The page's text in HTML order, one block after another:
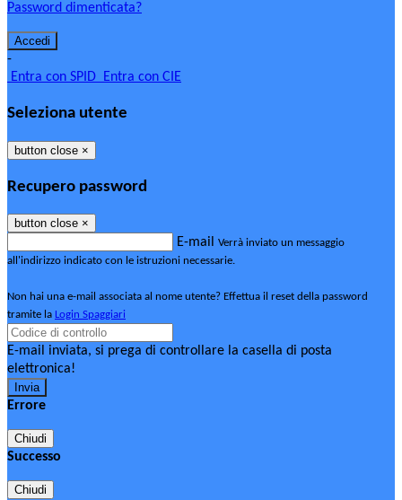
Password dimenticata?
-
Entra con SPID Entra con CIE
Seleziona utente
button close ×
Recupero password
button close ×
E-mail Verrà inviato un messaggio
all'indirizzo indicato con le istruzioni necessarie.
Non hai una e-mail associata al nome utente? Effettua il reset della password
tramite la Login Spaggiari
E-mail inviata, si prega di controllare la casella di posta
elettronica!
Errore
Chiudi
Successo
Chiudi